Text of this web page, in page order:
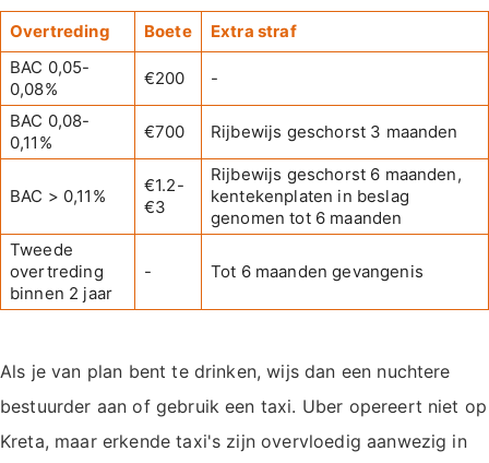
Overtreding Boete
Extra straf
BAC 0,05-
0,08%
€200 -
BAC 0,08-
0,11%
€700 Rijbewijs geschorst 3 maanden
BAC > 0,11%
€1.2-
€3
Rijbewijs geschorst 6 maanden,
kentekenplaten in beslag
genomen tot 6 maanden
Tweede
overtreding
binnen 2 jaar
- Tot 6 maanden gevangenis
Als je van plan bent te drinken, wijs dan een nuchtere
bestuurder aan of gebruik een taxi. Uber opereert niet op
Kreta, maar erkende taxi's zijn overvloedig aanwezig in